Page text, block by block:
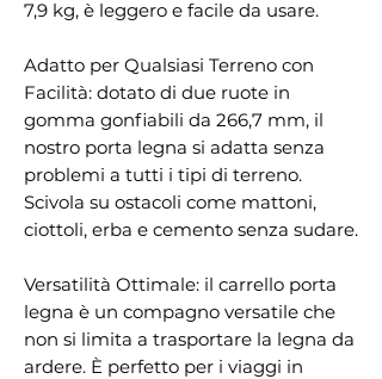
7,9 kg, è leggero e facile da usare.
Adatto per Qualsiasi Terreno con
Facilità: dotato di due ruote in
gomma gonfiabili da 266,7 mm, il
nostro porta legna si adatta senza
problemi a tutti i tipi di terreno.
Scivola su ostacoli come mattoni,
ciottoli, erba e cemento senza sudare.
Versatilità Ottimale: il carrello porta
legna è un compagno versatile che
non si limita a trasportare la legna da
ardere. È perfetto per i viaggi in